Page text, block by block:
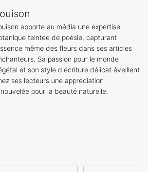
apporte au média une expertise
teintée de poésie, capturant
même des fleurs dans ses articles
Sa passion pour le monde
et son style d'écriture délicat éveillent
ses lecteurs une appréciation
pour la beauté naturelle.